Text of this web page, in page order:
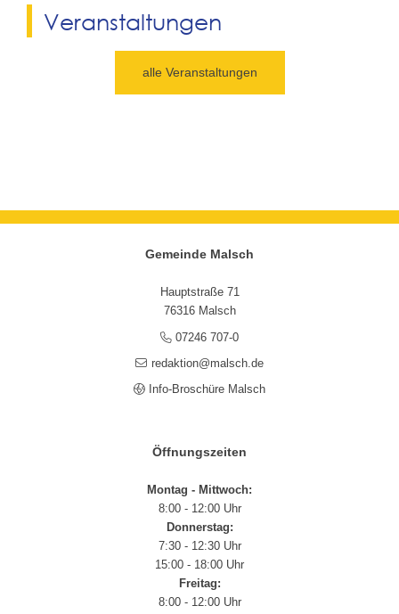
Veranstaltungen
alle Veranstaltungen
Gemeinde Malsch
Hauptstraße 71
76316 Malsch
07246 707-0
redaktion@malsch.de
Info-Broschüre Malsch
Öffnungszeiten
Montag - Mittwoch:
8:00 - 12:00 Uhr
Donnerstag:
7:30 - 12:30 Uhr
15:00 - 18:00 Uhr
Freitag:
8:00 - 12:00 Uhr